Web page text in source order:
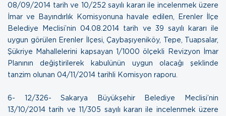
08/09/2014 tarih ve 10/252 sayılı kararı ile incelenmek üzere
İmar ve Bayındırlık Komisyonuna havale edilen, Erenler İlçe
Belediye Meclisi’nin 04.08.2014 tarih ve 39 sayılı kararı ile
uygun görülen Erenler İlçesi, Çaybaşıyeniköy, Tepe, Tuapsalar,
Şükriye Mahallelerini kapsayan 1/1000 ölçekli Revizyon İmar
Planının değiştirilerek kabulünün uygun olacağı şeklinde
tanzim olunan 04/11/2014 tarihli Komisyon raporu.
6- 12/326- Sakarya Büyükşehir Belediye Meclisi’nin
13/10/2014 tarih ve 11/305 sayılı kararı ile incelenmek üzere